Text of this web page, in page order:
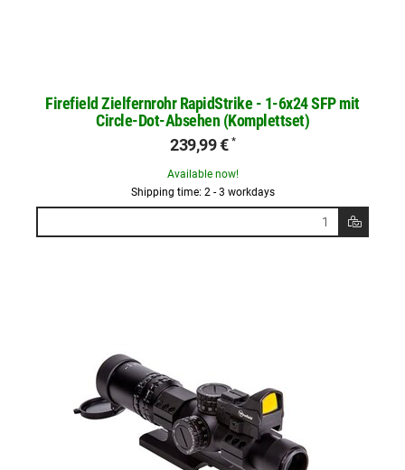
Firefield Zielfernrohr RapidStrike - 1-6x24 SFP mit
Circle-Dot-Absehen (Komplettset)
239,99 € *
Available now!
Shipping time: 2 - 3 workdays